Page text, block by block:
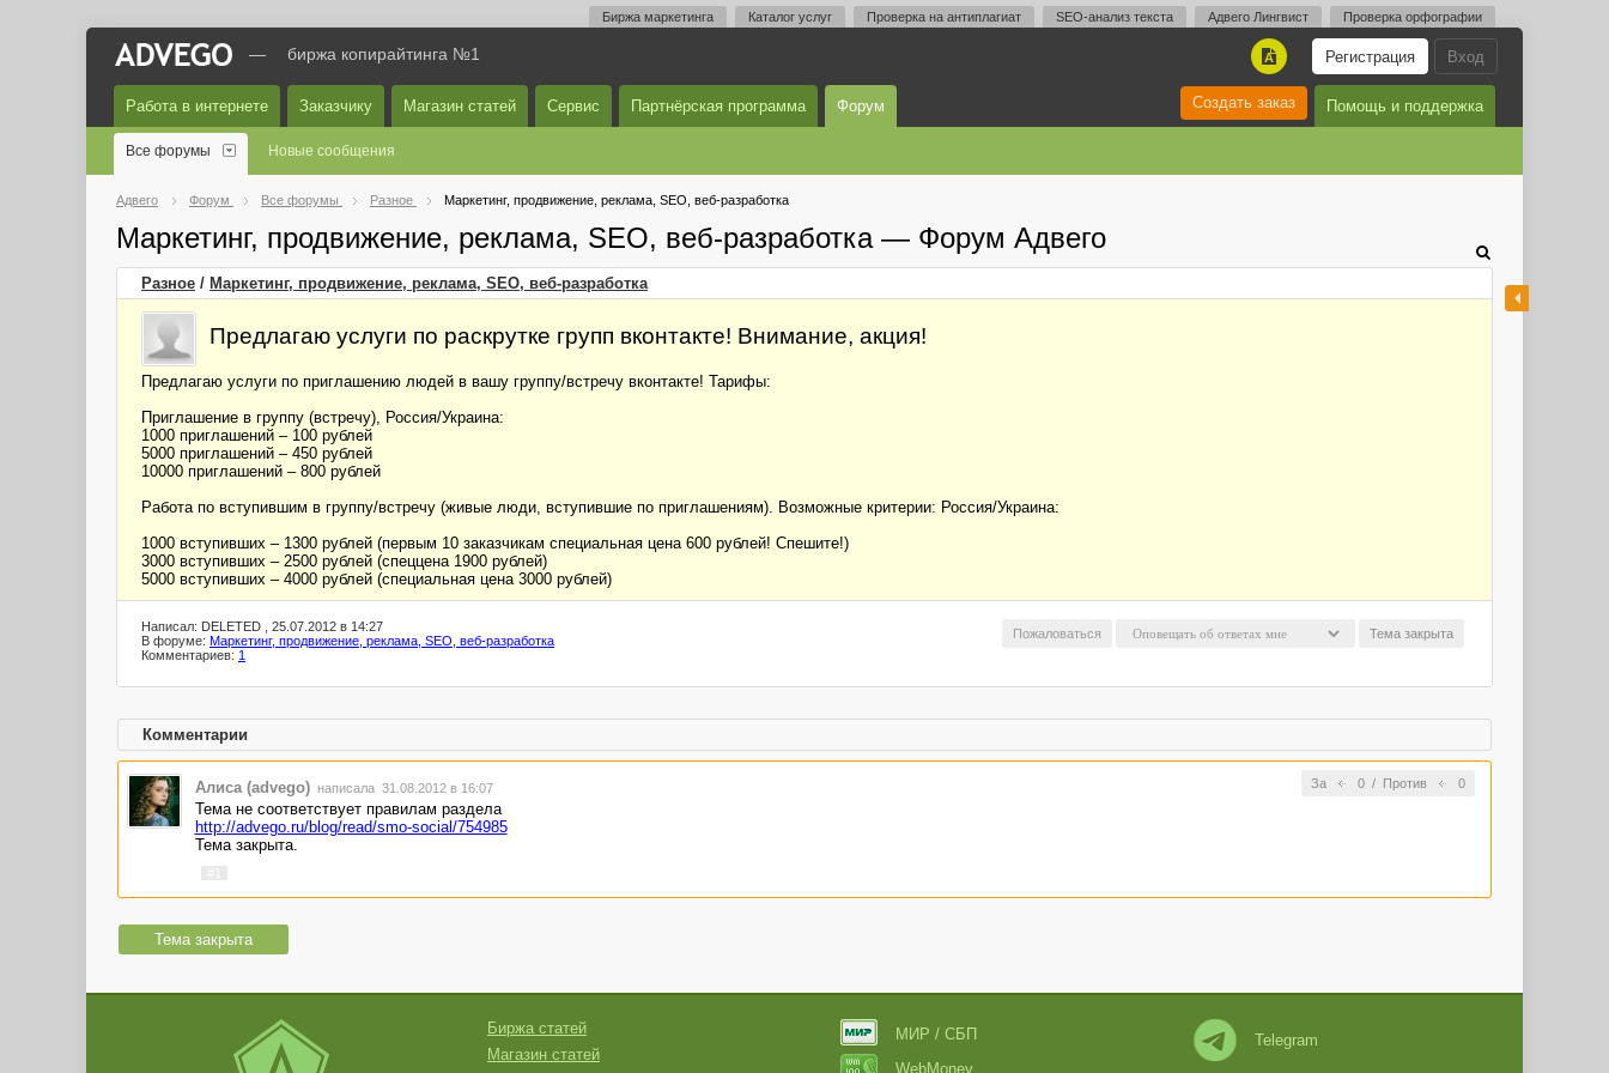
Биржа маркетинга Каталог услуг Проверка на антиплагиат SEO-анализ текста Адвего Лингвист Проверка орфографии
Вход
Регистрация
A
— биржа копирайтинга №1
Работа в интернете Заказчику Магазин статей Сервис Партнёрская программа Форум Помощь и поддержка
Создать заказ
Все форумы Новые сообщения
Адвего Форум Все форумы Разное Маркетинг, продвижение, реклама, SEO, веб-разработка
Маркетинг, продвижение, реклама, SEO, веб-разработка — Форум Адвего
Разное / Маркетинг, продвижение, реклама, SEO, веб-разработка
Предлагаю услуги по раскрутке групп вконтакте! Внимание, акция!
Предлагаю услуги по приглашению людей в вашу группу/встречу вконтакте! Тарифы:
Приглашение в группу (встречу), Россия/Украина:
1000 приглашений – 100 рублей
5000 приглашений – 450 рублей
10000 приглашений – 800 рублей
Работа по вступившим в группу/встречу (живые люди, вступившие по приглашениям). Возможные критерии: Россия/Украина:
1000 вступивших – 1300 рублей (первым 10 заказчикам специальная цена 600 рублей! Спешите!)
3000 вступивших – 2500 рублей (спеццена 1900 рублей)
5000 вступивших – 4000 рублей (специальная цена 3000 рублей)
Тема закрыта
Пожаловаться
Написал: DELETED , 25.07.2012 в 14:27
В форуме: Маркетинг, продвижение, реклама, SEO, веб-разработка
Комментариев: 1
Комментарии
За 0/ Против 0
Алиса (advego) написала 31.08.2012 в 16:07
Тема не соответствует правилам раздела
http://advego.ru/blog/read/smo-social/754985
Тема закрыта.
Тема закрыта
Биржа статей
Магазин статей
МИР / СБП
WebMoney
Telegram